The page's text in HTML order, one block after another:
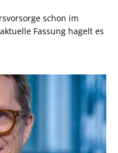
schon im
Fassung hagelt es